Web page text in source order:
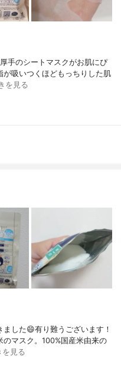
手のシートマスクがお肌にぴ
吸いつくほどもっちりした肌
を見る
した😄有り難うございます！
マスク。100%国産米由来の
を見る